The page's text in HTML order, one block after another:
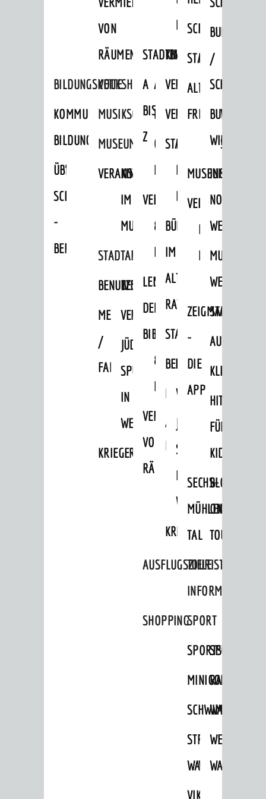
VON
RÄUMEN
BILDUNGSKETTE
KOMMUNALES
BILDUNGSMANAGEMENT
ÜBERGANG
SCHULE
-
BERUF
"FRÜHE
BILDUNG"
VOLKSHOCHSCHULE
MUSIKSCHULE
MUSEUM
VERANSTALTUNGEN
KINDER
IM
MUSEUM
STADTARCHIV
BENUTZUNG
MELDEKARTEI
/
FAMILIENFORSCHUNG
BESTANDSÜBERSICHT
VERÖFFENTLICHUNGEN
JÜDISCHE
SPUREN
IN
WEINHEIM
KRIEGERDENKMAL
MUSEUM
STADTBIBLIOTHEK
A
BIS
Z
AUSLEIHE
MEDIENANGEBOTE
ONLINE-
KATALOG
VERANSTALTUNGEN
AUSBILDUNG
&
PRAKTIKA
LEIHVERKEHR
DER
BIBLIOTHEK
SERVICE
FÜR
LEHRER/INNEN
&
ERZIEHER/INNEN
VERMIETUNG
VON
RÄUMEN
KINO
VERANSTALTER
STADTHALLE
ROLF-
ENGELBRECHT-
HAUS
BÜRGERSAAL
IM
ALTEN
RATHAUS
STADTARCHIV
BENUTZUNG
MELDEKARTEI
/
FAMILIENFORSCHUNG
JÜDISCHE
SPUREN
IN
WEINHEIM
KRIEGERDENKMAL
SCHLOSSPARK
STADTGARTEN
ALTER
FRIEDHOF
ROSENANLAGE
BURGEN
/
SCHLOSS
BURGRUINE
WINDECK
SCHLOSS
MUSEUM
KINDER
IM
MUSEUM
INGRID-
NOLL-
WEG
MUNDART-
WEG
ZEIGMAL
-
DIE
APP
STADTTEILE
HITS
FÜR
KIDS
SECHS-
MÜHLEN-
TAL
BLOGGER
ON
TOUR
AUSFLUGSZIELE
TOURIST
INFORMATION
SHOPPINGSPORT
SPORTSTÄTTEN
MINIGOLFRADFAHREN
SCHWIMMEN
STRANDBAD
WAIDSEE
TSG
VIKTOR-
WANDERN
WEINHEIMER
Veranstaltungskalender